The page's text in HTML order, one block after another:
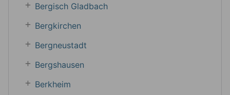
Bergisch Gladbach
Bergkirchen
Bergneustadt
Bergshausen
Berkheim